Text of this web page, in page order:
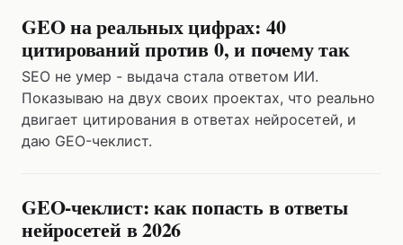
GEO на реальных цифрах: 40
цитирований против 0, и почему так
SEO не умер - выдача стала ответом ИИ.
Показываю на двух своих проектах, что реально
двигает цитирования в ответах нейросетей, и
даю GEO-чеклист.
GEO-чеклист: как попасть в ответы
нейросетей в 2026